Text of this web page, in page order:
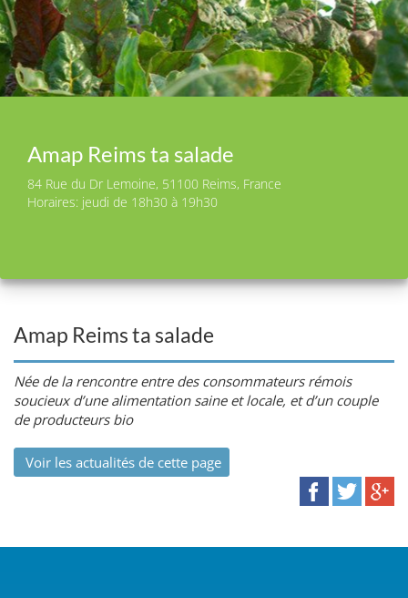
Amap Reims ta salade
84 Rue du Dr Lemoine, 51100 Reims, France
Horaires: jeudi de 18h30 à 19h30
Amap Reims ta salade
Née de la rencontre entre des consommateurs rémois
soucieux d’une alimentation saine et locale, et d’un couple
de producteurs bio
Voir les actualités de cette page